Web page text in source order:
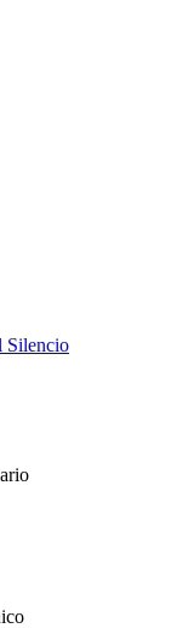
Silencio